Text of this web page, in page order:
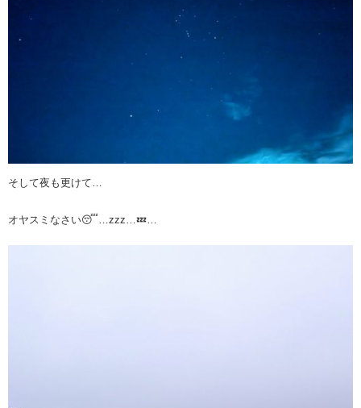
そして夜も更けて…
オヤスミなさい😴…zzz…💤…